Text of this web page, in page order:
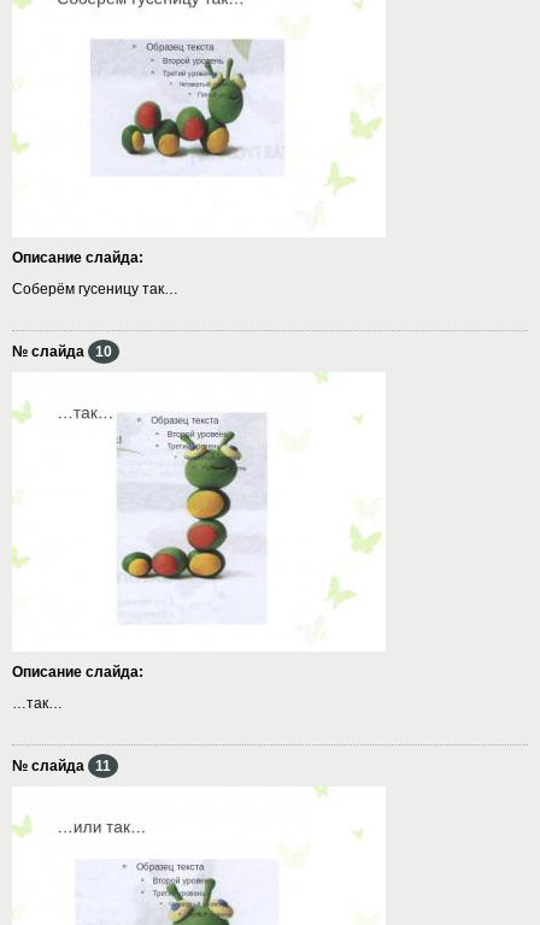
Описание слайда:
Соберём гусеницу так…
№ слайда 10
Описание слайда:
…так…
№ слайда 11